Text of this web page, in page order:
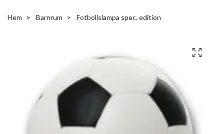
Hem Barnrum Fotbollslampa spec. edition